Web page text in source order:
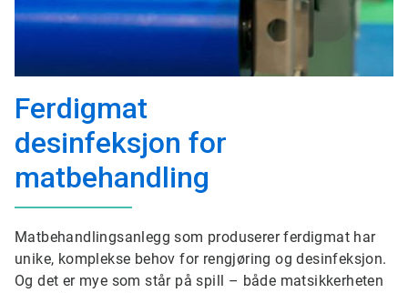
Ferdigmat
desinfeksjon for
matbehandling
Matbehandlingsanlegg som produserer ferdigmat har
unike, komplekse behov for rengjøring og desinfeksjon.
Og det er mye som står på spill – både matsikkerheten